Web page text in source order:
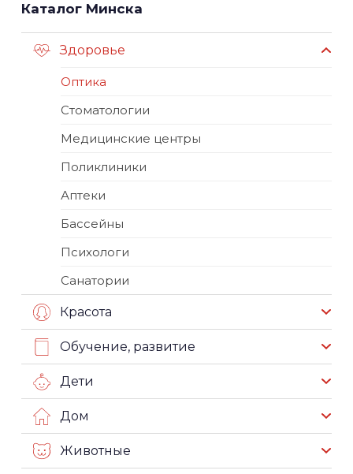
Каталог Минска
Здоровье
Оптика
Стоматологии
Медицинские центры
Поликлиники
Аптеки
Бассейны
Психологи
Санатории
Красота
Обучение, развитие
Дети
Дом
Животные